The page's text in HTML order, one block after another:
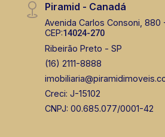
Piramid - Canadá
Avenida Carlos Consoni, 880
CEP:14024-270
Ribeirão Preto - SP
(16) 2111-8888
Creci: J-15102
CNPJ: 00.685.077/0001-42